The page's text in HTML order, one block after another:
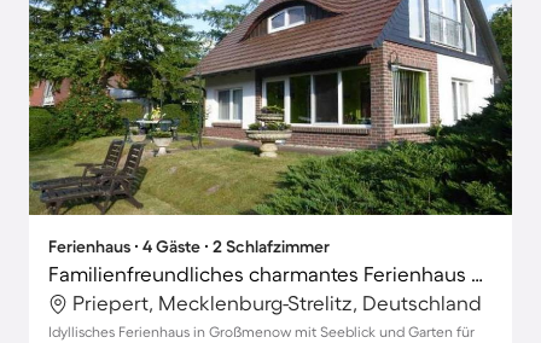
Ferienhaus ∙ 4 Gäste ∙ 2 Schlafzimmer
Familienfreundliches charmantes Ferienhaus mit Terrasse, Grill und Garten | Panoramablick | Nah am Strand
Priepert, Mecklenburg-Strelitz, Deutschland
Idyllisches Ferienhaus in Großmenow mit Seeblick und Garten für